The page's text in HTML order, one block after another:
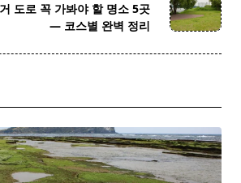
도로 꼭 가봐야 할 명소 5곳
— 코스별 완벽 정리